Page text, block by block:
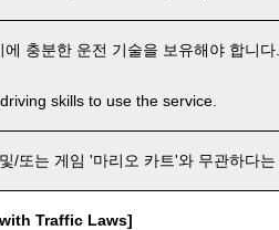
충분한 운전 기술을 보유해야 합니다.
skills to use the service.
/또는 게임 '마리오 카트'와 무관하다는
Traffic Laws]